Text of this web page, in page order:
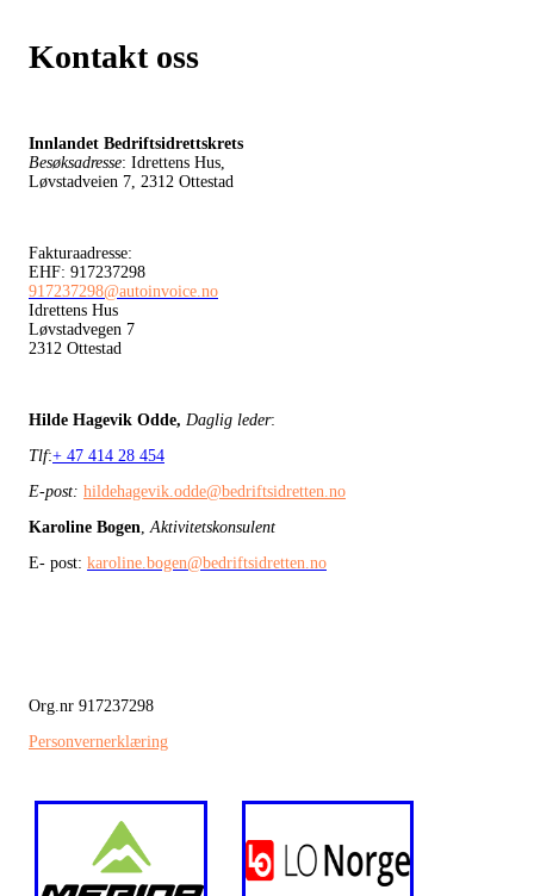
Kontakt oss
Innlandet Bedriftsidrettskrets
Besøksadresse: Idrettens Hus,
Løvstadveien 7, 2312 Ottestad
Fakturaadresse:
EHF: 917237298
917237298@autoinvoice.no
Idrettens Hus
Løvstadvegen 7
2312 Ottestad
Hilde Hagevik Odde, Daglig leder:
Tlf:+ 47 414 28 454
E-post: hildehagevik.odde@bedriftsidretten.no
Karoline Bogen Aktivitetskonsulent
E- post: karoline.bogen@bedriftsidretten.no
Org.nr 917237298
Personvernerklæring